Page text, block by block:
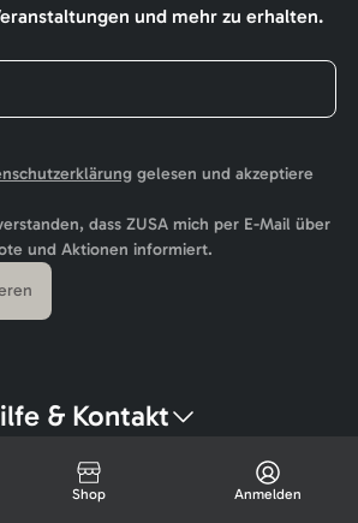
und mehr zu erhalten.
gelesen und akzeptiere
dass ZUSA mich per E-Mail über
und Aktionen informiert.
& Kontakt
Shop Anmelden